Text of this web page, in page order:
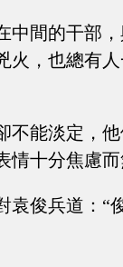
中間的干部
火，也總有
不能淡定，
情十分焦慮
袁俊兵道：“